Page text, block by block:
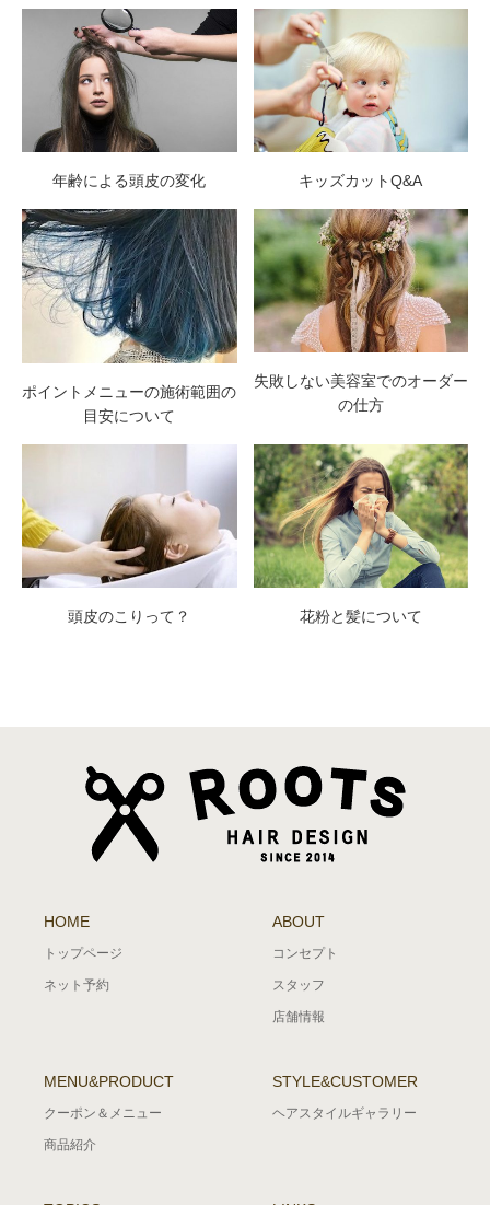
年齢による頭皮の変化 キッズカットQ&A
ポイントメニューの施術範囲の
目安について
失敗しない美容室でのオーダー
の仕方
頭皮のこりって？ 花粉と髪について
HOME
トップページ
ネット予約
ABOUT
コンセプト
スタッフ
店舗情報
MENU&PRODUCT
クーポン＆メニュー
商品紹介
STYLE&CUSTOMER
ヘアスタイルギャラリー